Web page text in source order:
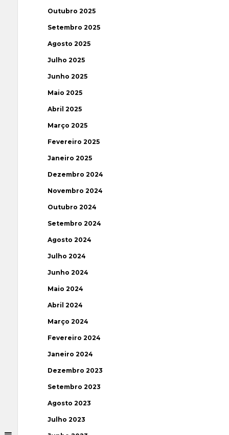
Outubro 2025
Setembro 2025
Agosto 2025
Julho 2025
Junho 2025
Maio 2025
Abril 2025
Março 2025
Fevereiro 2025
Janeiro 2025
Dezembro 2024
Novembro 2024
Outubro 2024
Setembro 2024
Agosto 2024
Julho 2024
Junho 2024
Maio 2024
Abril 2024
Março 2024
Fevereiro 2024
Janeiro 2024
Dezembro 2023
Setembro 2023
Agosto 2023
Julho 2023